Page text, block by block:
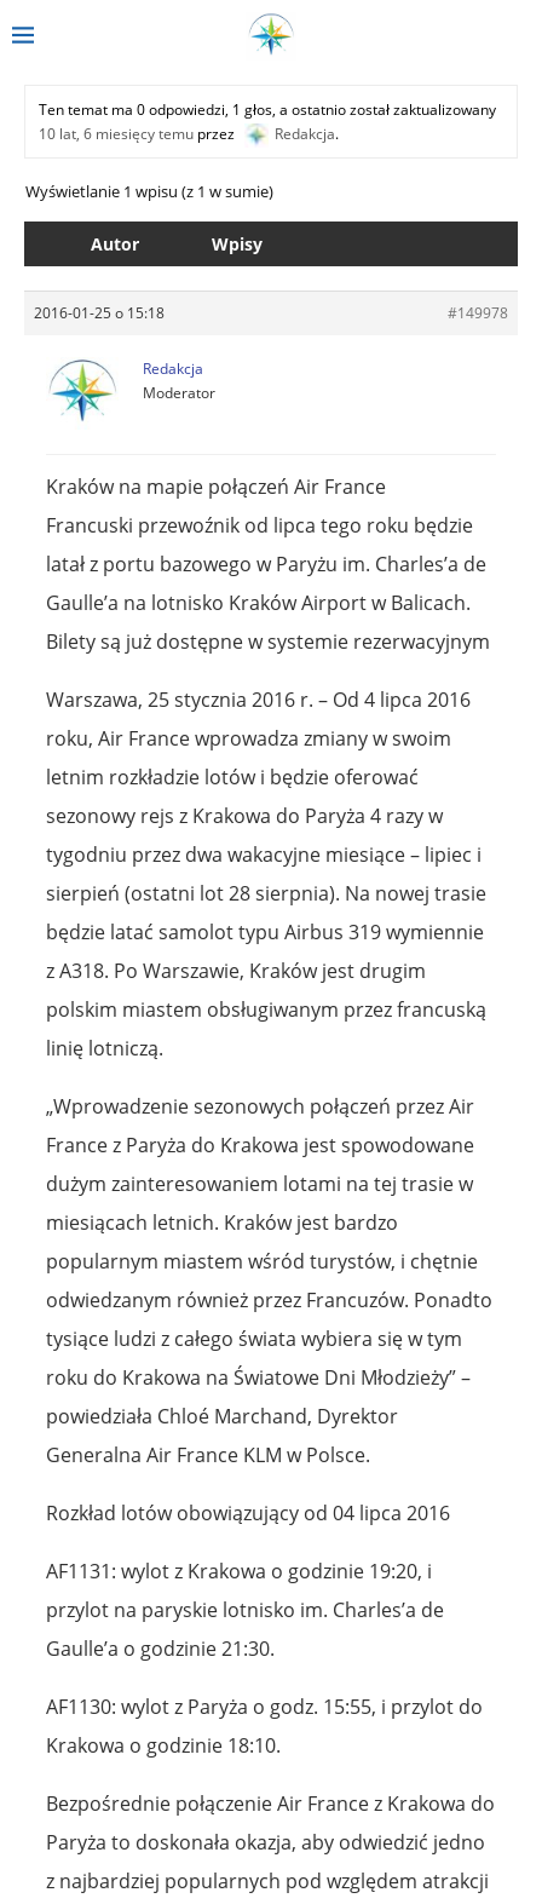
Ten temat ma 0 odpowiedzi, 1 głos, a ostatnio został zaktualizowany
10 lat, 6 miesięcy temu przez Redakcja.
Wyświetlanie 1 wpisu (z 1 w sumie)
Autor Wpisy
2016-01-25 o 15:18 #149978
Redakcja
Moderator
Kraków na mapie połączeń Air France
Francuski przewoźnik od lipca tego roku będzie
latał z portu bazowego w Paryżu im. Charles’a de
Gaulle’a na lotnisko Kraków Airport w Balicach.
Bilety są już dostępne w systemie rezerwacyjnym
Warszawa, 25 stycznia 2016 r. – Od 4 lipca 2016
roku, Air France wprowadza zmiany w swoim
letnim rozkładzie lotów i będzie oferować
sezonowy rejs z Krakowa do Paryża 4 razy w
tygodniu przez dwa wakacyjne miesiące – lipiec i
sierpień (ostatni lot 28 sierpnia). Na nowej trasie
będzie latać samolot typu Airbus 319 wymiennie
z A318. Po Warszawie, Kraków jest drugim
polskim miastem obsługiwanym przez francuską
linię lotniczą.
„Wprowadzenie sezonowych połączeń przez Air
France z Paryża do Krakowa jest spowodowane
dużym zainteresowaniem lotami na tej trasie w
miesiącach letnich. Kraków jest bardzo
popularnym miastem wśród turystów, i chętnie
odwiedzanym również przez Francuzów. Ponadto
tysiące ludzi z całego świata wybiera się w tym
roku do Krakowa na Światowe Dni Młodzieży” –
powiedziała Chloé Marchand, Dyrektor
Generalna Air France KLM w Polsce.
Rozkład lotów obowiązujący od 04 lipca 2016
AF1131: wylot z Krakowa o godzinie 19:20, i
przylot na paryskie lotnisko im. Charles’a de
Gaulle’a o godzinie 21:30.
AF1130: wylot z Paryża o godz. 15:55, i przylot do
Krakowa o godzinie 18:10.
Bezpośrednie połączenie Air France z Krakowa do
Paryża to doskonała okazja, aby odwiedzić jedno
z najbardziej popularnych pod względem atrakcji